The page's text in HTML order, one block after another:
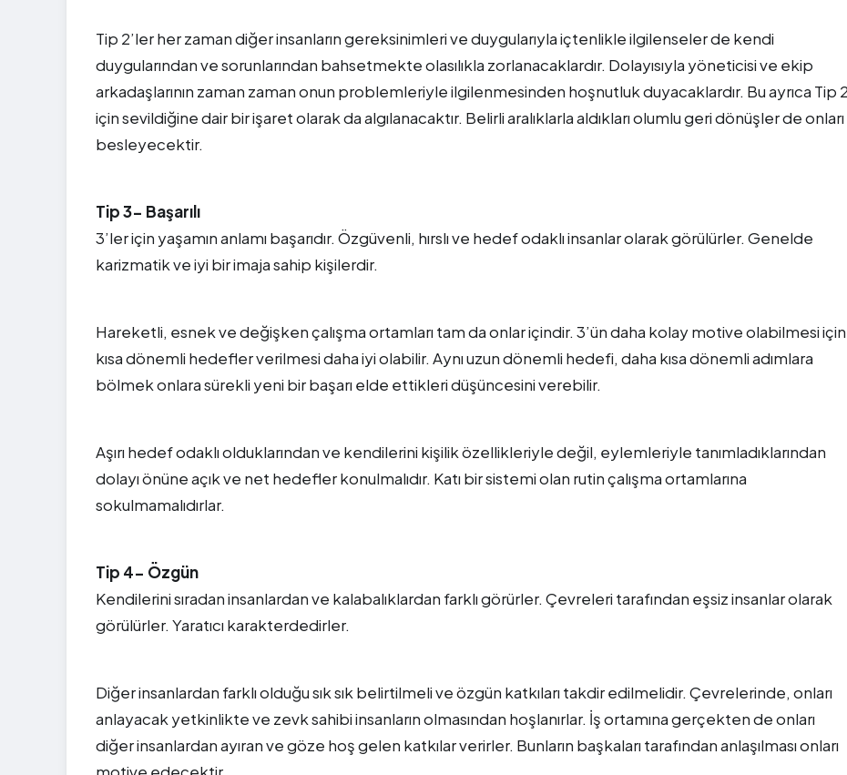
Tip 2’ler her zaman diğer insanların gereksinimleri ve duygularıyla içtenlikle ilgilenseler de kendi
duygularından ve sorunlarından bahsetmekte olasılıkla zorlanacaklardır. Dolayısıyla yöneticisi ve ekip
arkadaşlarının zaman zaman onun problemleriyle ilgilenmesinden hoşnutluk duyacaklardır. Bu ayrıca Tip 2
için sevildiğine dair bir işaret olarak da algılanacaktır. Belirli aralıklarla aldıkları olumlu geri dönüşler de onları
besleyecektir.
Tip 3- Başarılı
3’ler için yaşamın anlamı başarıdır. Özgüvenli, hırslı ve hedef odaklı insanlar olarak görülürler. Genelde
karizmatik ve iyi bir imaja sahip kişilerdir.
Hareketli, esnek ve değişken çalışma ortamları tam da onlar içindir. 3’ün daha kolay motive olabilmesi için
kısa dönemli hedefler verilmesi daha iyi olabilir. Aynı uzun dönemli hedefi, daha kısa dönemli adımlara
bölmek onlara sürekli yeni bir başarı elde ettikleri düşüncesini verebilir.
Aşırı hedef odaklı olduklarından ve kendilerini kişilik özellikleriyle değil, eylemleriyle tanımladıklarından
dolayı önüne açık ve net hedefler konulmalıdır. Katı bir sistemi olan rutin çalışma ortamlarına
sokulmamalıdırlar.
Tip 4- Özgün
Kendilerini sıradan insanlardan ve kalabalıklardan farklı görürler. Çevreleri tarafından eşsiz insanlar olarak
görülürler. Yaratıcı karakterdedirler.
Diğer insanlardan farklı olduğu sık sık belirtilmeli ve özgün katkıları takdir edilmelidir. Çevrelerinde, onları
anlayacak yetkinlikte ve zevk sahibi insanların olmasından hoşlanırlar. İş ortamına gerçekten de onları
diğer insanlardan ayıran ve göze hoş gelen katkılar verirler. Bunların başkaları tarafından anlaşılması onları